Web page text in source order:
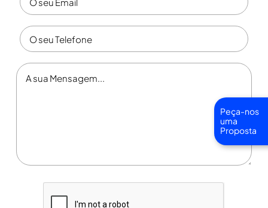
Peça-nos
uma
Proposta